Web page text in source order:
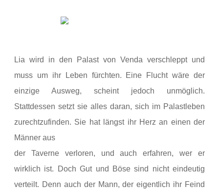
Lia wird in den Palast von Venda verschleppt und
muss um ihr Leben fürchten. Eine Flucht wäre der
einzige Ausweg, scheint jedoch unmöglich.
Stattdessen setzt sie alles daran, sich im Palastleben
zurechtzufinden. Sie hat längst ihr Herz an einen der
Männer aus
der Taverne verloren, und auch erfahren, wer er
wirklich ist. Doch Gut und Böse sind nicht eindeutig
verteilt. Denn auch der Mann, der eigentlich ihr Feind